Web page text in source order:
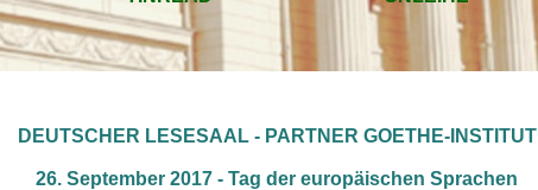
DEUTSCHER LESESAAL - PARTNER GOETHE-INSTITUT
26. September 2017 - Tag der europäischen Sprachen